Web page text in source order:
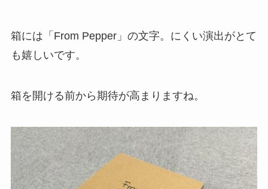
箱には「From Pepper」の文字。にくい演出がとて
も嬉しいです。
箱を開ける前から期待が高まりますね。